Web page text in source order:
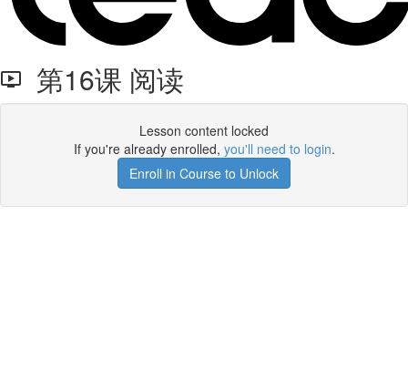
第16课 阅读
Lesson content locked
If you're already enrolled, you'll need to login.
Enroll in Course to Unlock